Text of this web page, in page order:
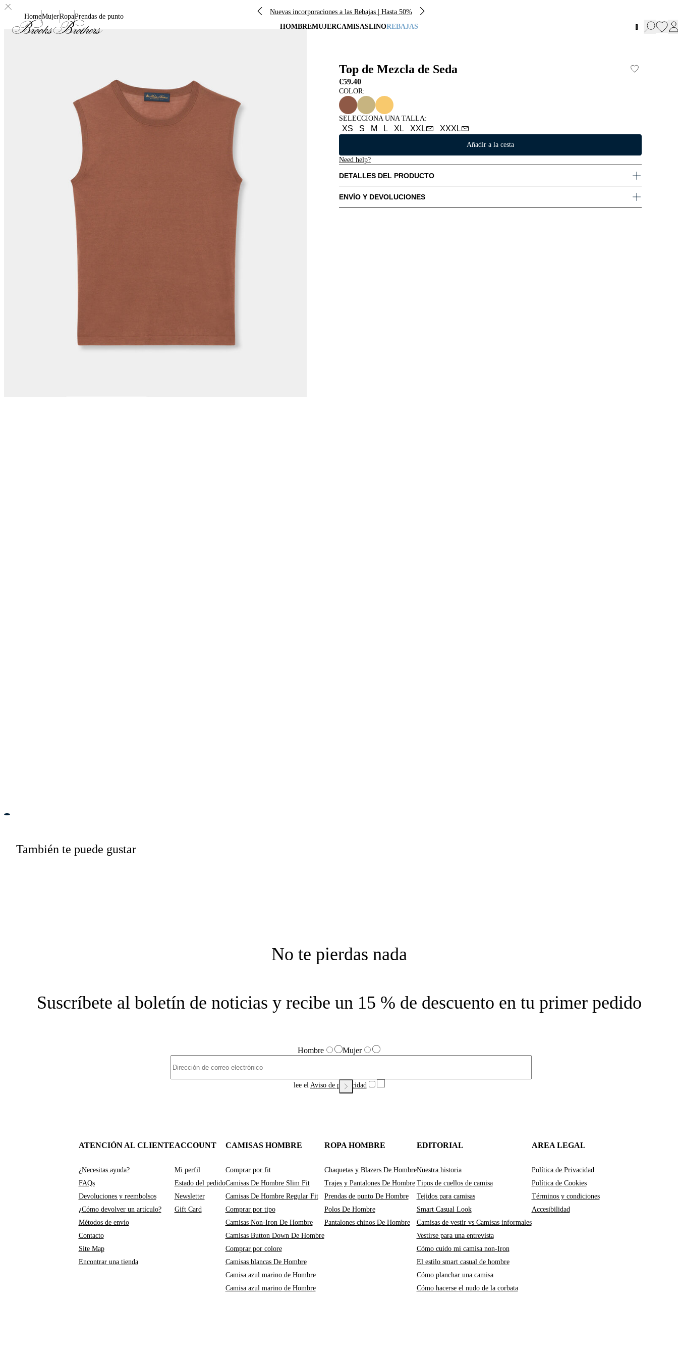
Nuevas incorporaciones a las Rebajas | Hasta 50%
HOMBREMUJERCAMISASLINOREBAJAS
HomeMujerRopaPrendas de punto
Top de Mezcla de Seda
€59.40
COLOR:
SELECCIONA UNA TALLA:
XS S M L XL XXL XXXL
Añadir a la cesta
Need help?
DETALLES DEL PRODUCTO
ENVÍO Y DEVOLUCIONES
También te puede gustar
No te pierdas nada
Suscríbete al boletín de noticias y recibe un 15 % de descuento en tu primer pedido
Hombre Mujer
lee el Aviso de privacidad
ATENCIÓN AL CLIENTE
¿Necesitas ayuda?
FAQs
Devoluciones y reembolsos
¿Cómo devolver un artículo?
Métodos de envío
Contacto
Site Map
Encontrar una tienda
ACCOUNT
Mi perfil
Estado del pedido
Newsletter
Gift Card
CAMISAS HOMBRE
Comprar por fit
Camisas De Hombre Slim Fit
Camisas De Hombre Regular Fit
Comprar por tipo
Camisas Non-Iron De Hombre
Camisas Button Down De Hombre
Comprar por colore
Camisas blancas De Hombre
Camisa azul marino de Hombre
Camisa azul marino de Hombre
ROPA HOMBRE
Chaquetas y Blazers De Hombre
Trajes y Pantalones De Hombre
Prendas de punto De Hombre
Polos De Hombre
Pantalones chinos De Hombre
EDITORIAL
Nuestra historia
Tipos de cuellos de camisa
Tejidos para camisas
Smart Casual Look
Camisas de vestir vs Camisas informales
Vestirse para una entrevista
Cómo cuido mi camisa non-Iron
El estilo smart casual de hombre
Cómo planchar una camisa
Cómo hacerse el nudo de la corbata
AREA LEGAL
Política de Privacidad
Política de Cookies
Términos y condiciones
Accesibilidad